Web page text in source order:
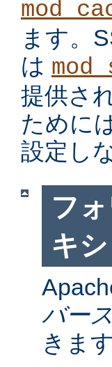
ます。
は
提供さ
ために
設定し
フ
キシ
バース
きます